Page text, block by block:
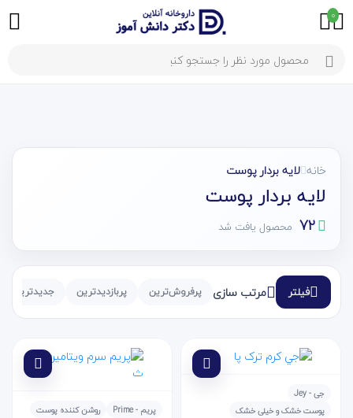
0
خانه لایه بردار پوست
لایه بردار پوست
72 محصول یافت شد
فیلتر مرتب سازی پرفروش‌ترین پربازدیدترین جدیدترین
جی - Jey
پوست خشک و خیلی خشک
پریم - Prime
روشن کننده پوست